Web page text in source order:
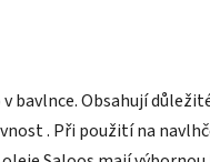
bavlnce. Obsahují
. Při použití na